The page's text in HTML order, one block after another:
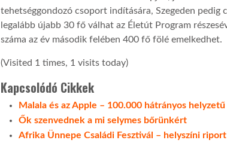
tehetséggondozó csoport indítására, Szegeden
legalább újabb 30 fő válhat az Életút Program
száma az év második felében 400 fő fölé emelkedhet.
(Visited 1 times, 1 visits today)
Kapcsolódó Cikkek
Malala és az Apple – 100.000 hátrányos
Ők szenvednek a mi selymes bőrünkért
Afrika Ünnepe Családi Fesztivál – helyszíni riport